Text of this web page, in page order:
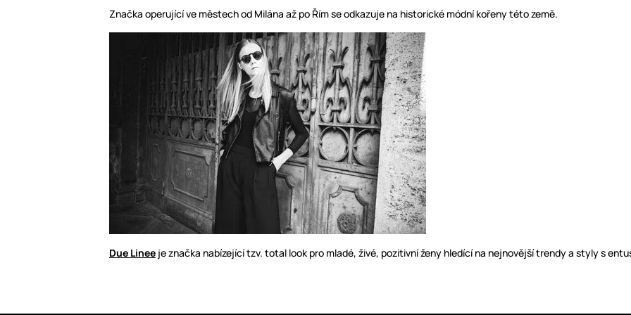
Značka operující ve městech od Milána až po Řím se odkazuje na historické módní kořeny této země.
Due Linee je značka nabízející tzv. total look pro mladé, živé, pozitivní ženy hledící na nejnovější trendy a styly s